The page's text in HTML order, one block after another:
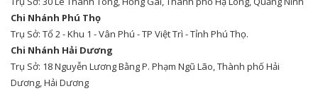
Chi Nhánh Phú Thọ
Trụ Sở: Tổ 2 - Khu 1 - Vân Phú - TP Việt Trì - Tỉnh Phú Thọ.
Chi Nhánh Hải Dương
Trụ Sở: 18 Nguyễn Lương Bằng P. Phạm Ngũ Lão, Thành phố Hải
Dương, Hải Dương